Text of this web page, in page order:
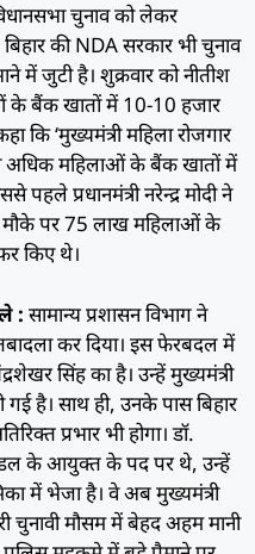
चुनाव को लेकर
की NDA सरकार भी चुनाव
में जुटी है। शुक्रवार को नीतीश
के बैंक खातों में 10-10 हजार
कि ‘मुख्यमंत्री महिला रोजगार
अधिक महिलाओं के बैंक खातों में
प्रधानमंत्री नरेन्द्र मोदी ने
पर 75 लाख महिलाओं के
किए थे।
: सामान्य प्रशासन विभाग ने
कर दिया। इस फेरबदल में
सिंह का है। उन्हें मुख्यमंत्री
गई है। साथ ही, उनके पास बिहार
प्रभार भी होगा। डॉ.
के आयुक्त के पद पर थे, उन्हें
में भेजा है। वे अब मुख्यमंत्री
चुनावी मौसम में बेहद अहम मानी